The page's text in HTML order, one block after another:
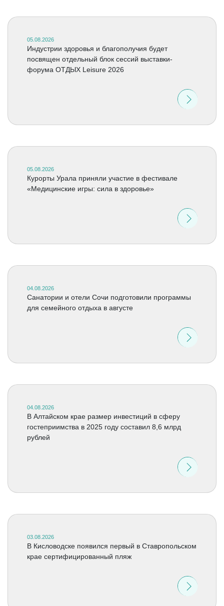
05.08.2026
Индустрии здоровья и благополучия будет
посвящен отдельный блок сессий выставки-
форума ОТДЫХ Leisure 2026
05.08.2026
Курорты Урала приняли участие в фестивале
«Медицинские игры: сила в здоровье»
04.08.2026
Санатории и отели Сочи подготовили программы
для семейного отдыха в августе
04.08.2026
В Алтайском крае размер инвестиций в сферу
гостеприимства в 2025 году составил 8,6 млрд
рублей
03.08.2026
В Кисловодске появился первый в Ставропольском
крае сертифицированный пляж